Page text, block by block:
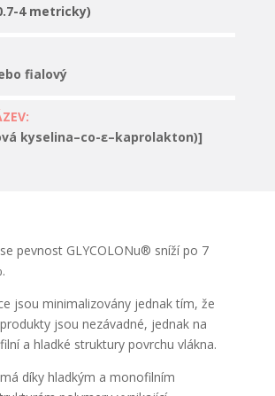
4 metricky)
fialový
kyselina–co-ε–kaprolakton)]
pevnost GLYCOLONu® sníží po 7
jsou minimalizovány jednak tím, že
jsou nezávadné, jednak na
a hladké struktury povrchu vlákna.
díky hladkým a monofilním